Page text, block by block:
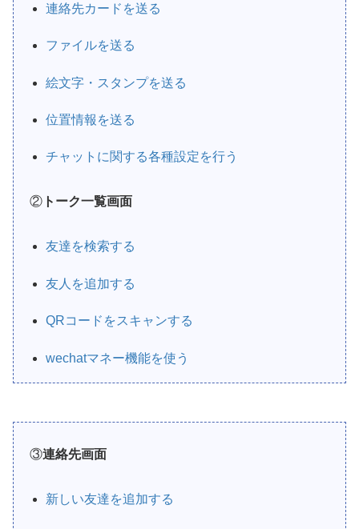
連絡先カードを送る
ファイルを送る
絵文字・スタンプを送る
位置情報を送る
チャットに関する各種設定を行う
② トーク一覧画面
友達を検索する
友人を追加する
QRコードをスキャンする
wechatマネー機能を使う
③連絡先画面
新しい友達を追加する